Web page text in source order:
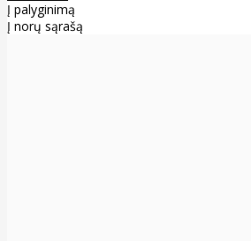
Į palyginimą
Į norų sąrašą